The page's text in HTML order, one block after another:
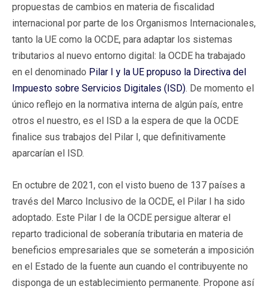
propuestas de cambios en materia de fiscalidad
internacional por parte de los Organismos Internacionales,
tanto la UE como la OCDE, para adaptar los sistemas
tributarios al nuevo entorno digital: la OCDE ha trabajado
en el denominado Pilar I y la UE propuso la Directiva del
Impuesto sobre Servicios Digitales (ISD). De momento el
único reflejo en la normativa interna de algún país, entre
otros el nuestro, es el ISD a la espera de que la OCDE
finalice sus trabajos del Pilar I, que definitivamente
aparcarían el ISD.
En octubre de 2021, con el visto bueno de 137 países a
través del Marco Inclusivo de la OCDE, el Pilar I ha sido
adoptado. Este Pilar I de la OCDE persigue alterar el
reparto tradicional de soberanía tributaria en materia de
beneficios empresariales que se someterán a imposición
en el Estado de la fuente aun cuando el contribuyente no
disponga de un establecimiento permanente. Propone así